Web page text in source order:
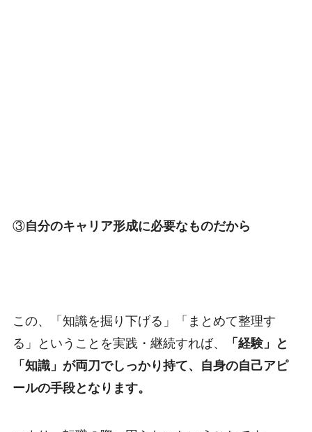
③自分のキャリア形成に必要なものだから
この、「知識を掘り下げる」「まとめて整理す
る」ということを実践・継続すれば、
「経験」と
「知識」が両刀でしっかり持て、自身の自己アピ
ールの手段となります。